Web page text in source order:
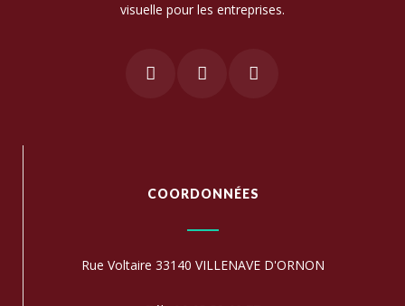
visuelle pour les entreprises.
COORDONNÉES
Rue Voltaire 33140 VILLENAVE D'ORNON